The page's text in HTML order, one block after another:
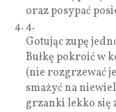
oraz posypać
4.
Gotując zupę
Bułkę pokroić w
(nie rozgrzewać
smażyć na
grzanki lekko się